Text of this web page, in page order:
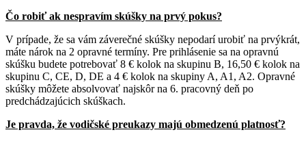
Čo robiť ak nespravím skúšky na prvý pokus?
V prípade, že sa vám záverečné skúšky nepodarí urobiť na prvýkrát,
máte nárok na 2 opravné termíny. Pre prihlásenie sa na opravnú
skúšku budete potrebovať 8 € kolok na skupinu B, 16,50 € kolok na
skupinu C, CE, D, DE a 4 € kolok na skupiny A, A1, A2. Opravné
skúšky môžete absolvovať najskôr na 6. pracovný deň po
predchádzajúcich skúškach.
Je pravda, že vodičské preukazy majú obmedzenú platnosť?